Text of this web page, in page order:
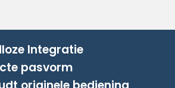
Integratie
pasvorm